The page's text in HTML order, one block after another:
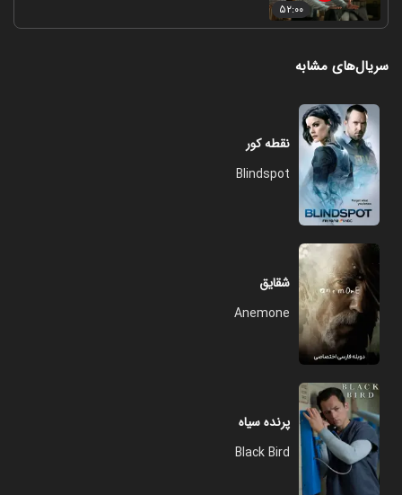
۵۲:۰۰
سریال‌های مشابه
نقطه کور
Blindspot
شقایق
Anemone
پرنده سیاه
Black Bird